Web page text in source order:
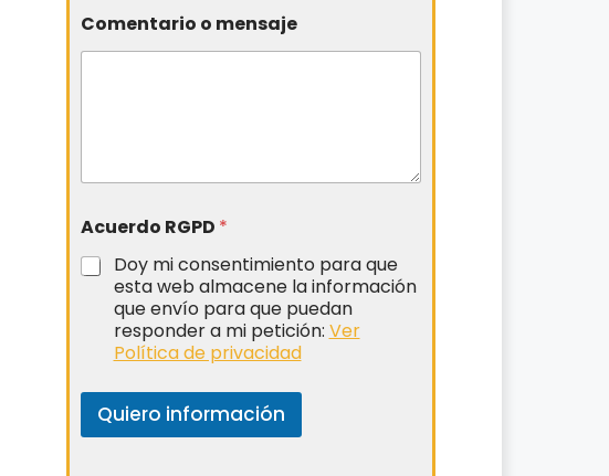
Comentario o mensaje
Acuerdo RGPD *
Doy mi consentimiento para que
esta web almacene la información
que envío para que puedan
responder a mi petición: Ver
Política de privacidad
Quiero información